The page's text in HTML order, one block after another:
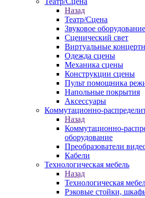
Назад
Театр/Сцена
Звуковое оборудование
Сценический свет
Виртуальные
Одежда сцены
Механика сцены
Конструкции сцены
Пульт помощника
Напольные покрытия
Аксессуары
Коммутационно-
Назад
Коммутационно-
оборудование
Преобразователи
Кабели
Технологическая мебель
Назад
Технологическая
Рэковые стойки,